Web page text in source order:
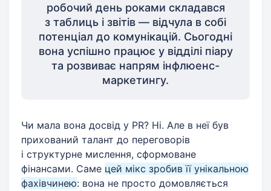
робочий день роками складався
з таблиць і звітів — відчула в собі
потенціал до комунікацій. Сьогодні
вона успішно працює у відділі піару
та розвиває напрям інфлюенс-
маркетингу.
Чи мала вона досвід у PR? Ні. Але в неї був
прихований талант до переговорів
і структурне мислення, сформоване
фінансами. Саме цей мікс зробив її унікальною
фахівчинею: вона не просто домовляється